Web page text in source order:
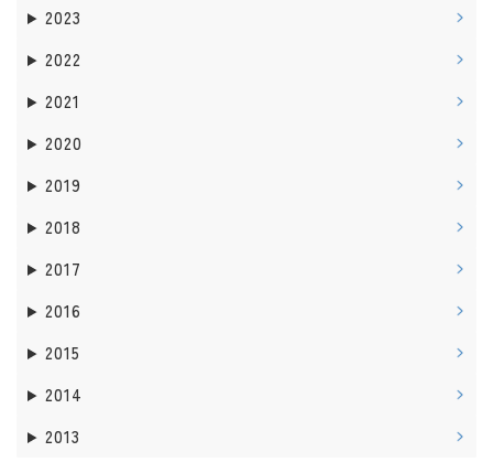
2023
2022
2021
2020
2019
2018
2017
2016
2015
2014
2013